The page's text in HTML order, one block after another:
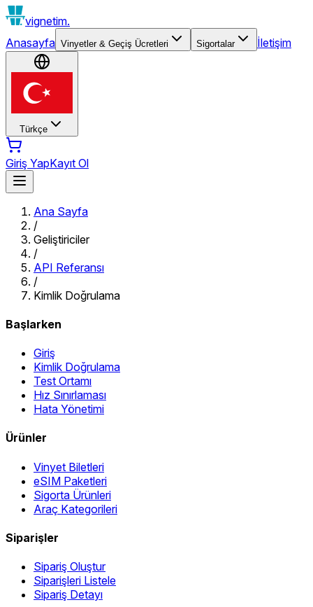
vignetim.
Anasayfa Vinyetler & Geçiş Ücretleri Sigortalar İletişim
Türkçe
Giriş YapKayıt Ol
Ana Sayfa
/
Geliştiriciler
/
API Referansı
/
Kimlik Doğrulama
Başlarken
Giriş
Kimlik Doğrulama
Test Ortamı
Hız Sınırlaması
Hata Yönetimi
Ürünler
Vinyet Biletleri
eSIM Paketleri
Sigorta Ürünleri
Araç Kategorileri
Siparişler
Sipariş Oluştur
Siparişleri Listele
Sipariş Detayı